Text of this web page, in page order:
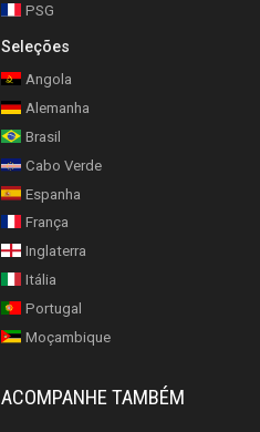
PSG
Seleções
Angola
Alemanha
Brasil
Cabo Verde
Espanha
França
Inglaterra
Itália
Portugal
Moçambique
ACOMPANHE TAMBÉM